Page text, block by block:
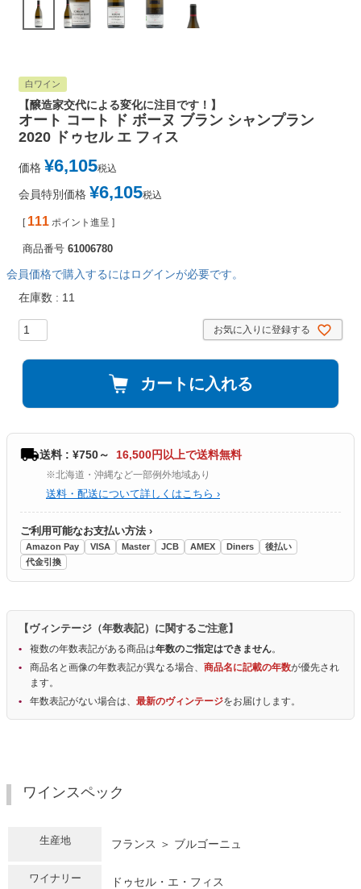
白ワイン
【醸造家交代による変化に注目です！】
オート コート ド ボーヌ ブラン シャンプラン
2020 ドゥセル エ フィス
価格 ¥6,105税込
会員特別価格 ¥6,105税込
[ 111 ポイント進呈 ]
商品番号 61006780
会員価格で購入するにはログインが必要です。
在庫数
11
お気に入りに登録する
カートに入れる
送料 : ¥750～ 16,500円以上で送料無料
※北海道・沖縄など一部例外地域あり
送料・配送について詳しくはこちら ›
ご利用可能なお支払い方法 ›
Amazon Pay VISA Master JCB AMEX Diners
後払い
代金引換
【ヴィンテージ（年数表記）に関するご注意】
複数の年数表記がある商品は年数のご指定はできません。
商品名と画像の年数表記が異なる場合、 商品名に記載の年数が優先され
ます。
年数表記がない場合は、 最新のヴィンテージをお届けします。
ワインスペック
生産地 フランス ＞ ブルゴーニュ
ワイナリー ドゥセル・エ・フィス